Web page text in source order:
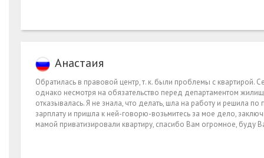
Анастаия
Обратилась в правовой центр, т. к. были проблемы с
однако несмотря на обязательство перед департаментом
отказывалась. Я не знала, что делать, шла на работу и решила
зарплату и пришла к ней-говорю-возьмитесь за мое дело,
мамой приватизировали квартиру, спасибо Вам огромное, буду